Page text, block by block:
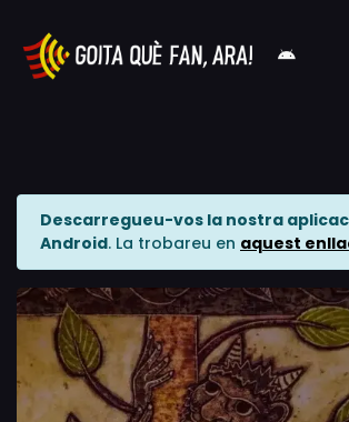
Descarregueu-vos la nostra
Android. La trobareu en aquest